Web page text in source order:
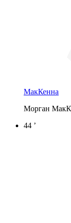
МакКенна
Морган
44 ’